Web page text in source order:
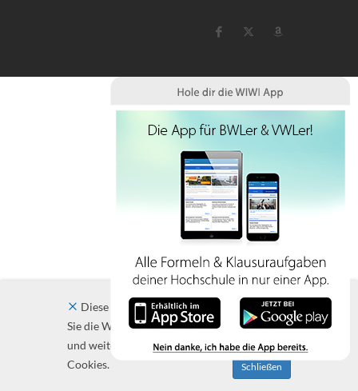
Diese Website verwendet Cookies. Indem
Sie die Website und ihre Angebote nutzen
und weiter navigieren, akzeptieren Sie diese
Cookies.
Schließen